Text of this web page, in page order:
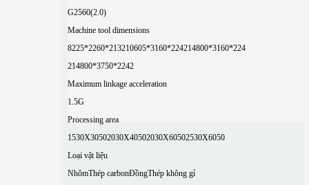
G2560(2.0)
Machine tool dimensions
8225*2260*213210605*3160*224214800*3160*224
214800*3750*2242
Maximum linkage acceleration
1.5G
Processing area
1530X30502030X40502030X60502530X6050
Loại vật liệu
NhômThép carbonĐồngThép không gỉ